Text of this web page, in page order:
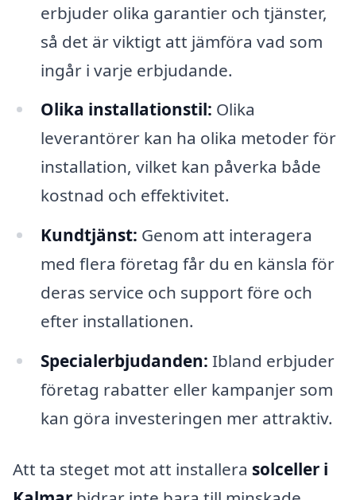
erbjuder olika garantier och tjänster,
så det är viktigt att jämföra vad som
ingår i varje erbjudande.
Olika installationstil: Olika
leverantörer kan ha olika metoder för
installation, vilket kan påverka både
kostnad och effektivitet.
Kundtjänst: Genom att interagera
med flera företag får du en känsla för
deras service och support före och
efter installationen.
Specialerbjudanden: Ibland erbjuder
företag rabatter eller kampanjer som
kan göra investeringen mer attraktiv.
Att ta steget mot att installera solceller i